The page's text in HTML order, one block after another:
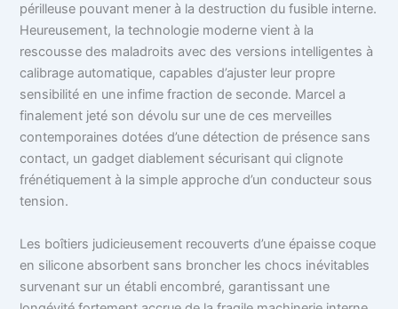
périlleuse pouvant mener à la destruction du fusible interne.
Heureusement, la technologie moderne vient à la
rescousse des maladroits avec des versions intelligentes à
calibrage automatique, capables d’ajuster leur propre
sensibilité en une infime fraction de seconde. Marcel a
finalement jeté son dévolu sur une de ces merveilles
contemporaines dotées d’une détection de présence sans
contact, un gadget diablement sécurisant qui clignote
frénétiquement à la simple approche d’un conducteur sous
tension.
Les boîtiers judicieusement recouverts d’une épaisse coque
en silicone absorbent sans broncher les chocs inévitables
survenant sur un établi encombré, garantissant une